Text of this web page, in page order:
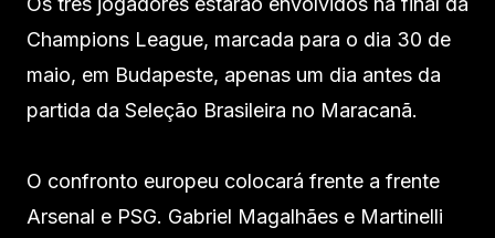
Champions League, marcada para o dia 30 de
maio, em Budapeste, apenas um dia antes da
partida da Seleção Brasileira no Maracanã.
O confronto europeu colocará frente a frente
Arsenal e PSG. Gabriel Magalhães e Martinelli